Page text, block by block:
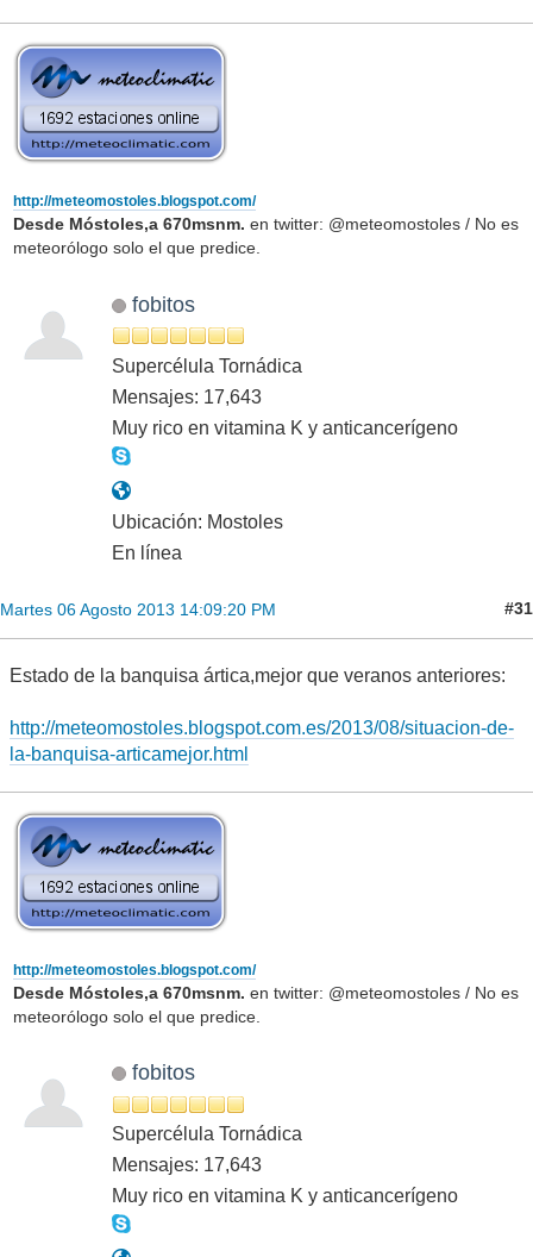
http://meteomostoles.blogspot.com/
Desde Móstoles,a 670msnm. en twitter: @meteomostoles / No es
meteorólogo solo el que predice.
fobitos
Supercélula Tornádica
Mensajes: 17,643
Muy rico en vitamina K y anticancerígeno
Ubicación: Mostoles
En línea
Martes 06 Agosto 2013 14:09:20 PM #31
Estado de la banquisa ártica,mejor que veranos anteriores:
http://meteomostoles.blogspot.com.es/2013/08/situacion-de-
la-banquisa-articamejor.html
http://meteomostoles.blogspot.com/
Desde Móstoles,a 670msnm. en twitter: @meteomostoles / No es
meteorólogo solo el que predice.
fobitos
Supercélula Tornádica
Mensajes: 17,643
Muy rico en vitamina K y anticancerígeno